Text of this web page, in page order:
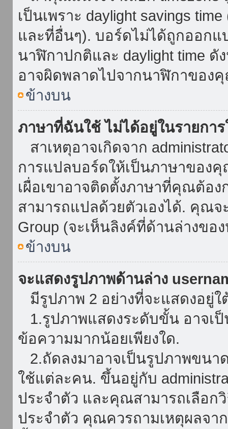
เป็นเพราะ daylight savings
และที่อื่นๆ). บอร์ดไม่ได้ถูกออกแ
นาฬิกาปกติและ daylight time
อาจผิดพลาดไปจากนาฬิกาของ
ข้างบน
ภาษาที่ฉันใช้ ไม่ได้อยู่ในรายการ
สาเหตุอาจเกิดจาก
การแปลบอร์ดให้เป็นภาษาของ
เผื่อเขาอาจติดตั้งภาษาที่คุณต้อ
สามารถแปลด้วยตัวเองได้. คุณจ
Group (จะเห็นลิงค์ที่ด้านล่างขอ
ข้างบน
จะแสดงรูปภาพด้านล่าง
มีรูปภาพ 2 อย่างที่จะแสดงอยู่ใ
1.รูปภาพแสดงระดับขั้น อาจเ
ข้อความมากน้อยเพียงใด.
2.ถัดลงมาอาจเป็นรูปภาพขนา
ใช้แต่ละคน. ขึ้นอยู่กับ
ประจำตัว และคุณสามารถเลือก
ประจำตัว คุณควรถามเหตุผลจา